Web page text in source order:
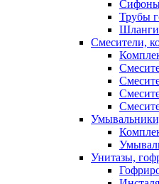
Трубы
Шланги
Смесители,
Унитазы,